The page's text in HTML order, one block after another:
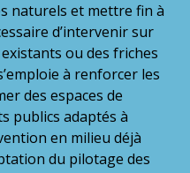
naturels et mettre fin à
d’intervenir sur
ou des friches
à renforcer les
des espaces de
publics adaptés à
en milieu déjà
du pilotage des